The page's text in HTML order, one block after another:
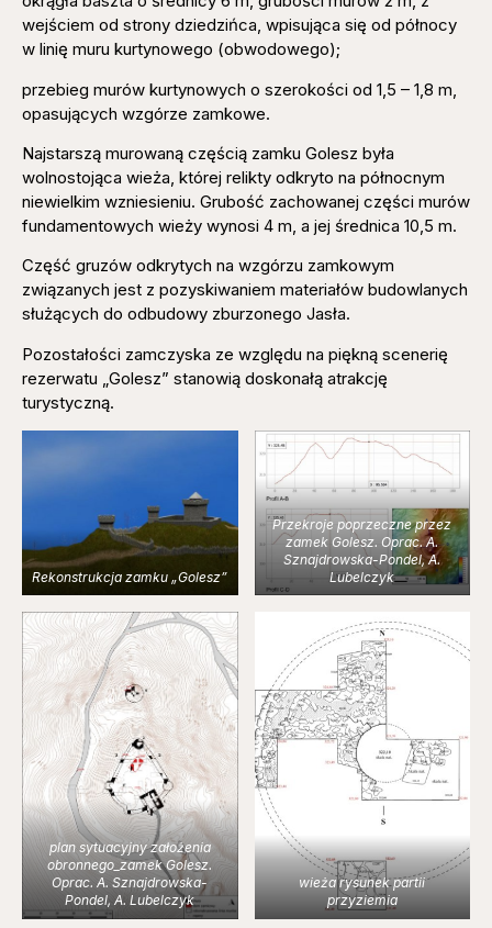
wejściem od strony dziedzińca, wpisująca się od północy
w linię muru kurtynowego (obwodowego);
przebieg murów kurtynowych o szerokości od 1,5 – 1,8 m,
opasujących wzgórze zamkowe.
Najstarszą murowaną częścią zamku Golesz była
wolnostojąca wieża, której relikty odkryto na północnym
niewielkim wzniesieniu. Grubość zachowanej części murów
fundamentowych wieży wynosi 4 m, a jej średnica 10,5 m.
Część gruzów odkrytych na wzgórzu zamkowym
związanych jest z pozyskiwaniem materiałów budowlanych
służących do odbudowy zburzonego Jasła.
Pozostałości zamczyska ze względu na piękną scenerię
rezerwatu „Golesz” stanowią doskonałą atrakcję
turystyczną.
Rekonstrukcja zamku „Golesz”
Przekroje poprzeczne przez
zamek Golesz. Oprac. A.
Sznajdrowska-Pondel, A.
Lubelczyk
plan sytuacyjny założenia
obronnego_zamek Golesz.
Oprac. A. Sznajdrowska-
Pondel, A. Lubelczyk
wieża rysunek partii
przyziemia